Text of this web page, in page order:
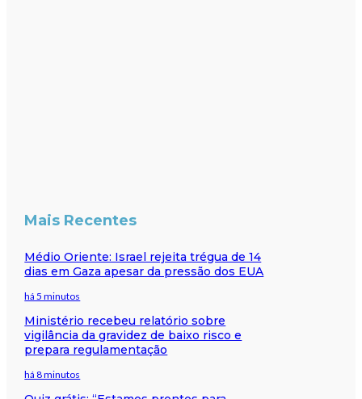
Mais Recentes
Médio Oriente: Israel rejeita trégua de 14
dias em Gaza apesar da pressão dos EUA
há 5 minutos
Ministério recebeu relatório sobre
vigilância da gravidez de baixo risco e
prepara regulamentação
há 8 minutos